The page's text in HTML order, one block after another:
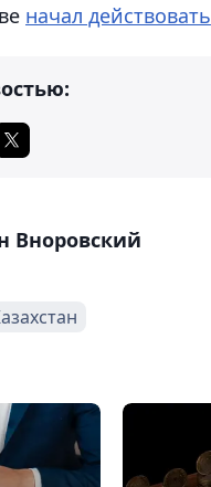
начал действовать
Вноровский